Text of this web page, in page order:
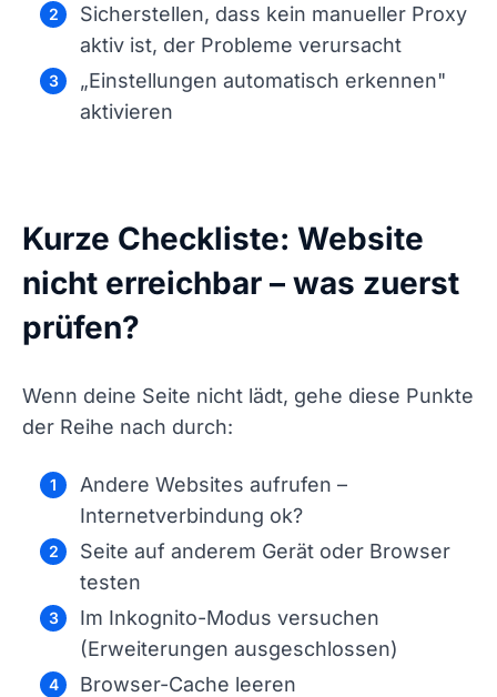
Sicherstellen, dass kein manueller Proxy
aktiv ist, der Probleme verursacht
„Einstellungen automatisch erkennen"
aktivieren
Kurze Checkliste: Website
nicht erreichbar – was zuerst
prüfen?
Wenn deine Seite nicht lädt, gehe diese Punkte
der Reihe nach durch:
Andere Websites aufrufen –
Internetverbindung ok?
Seite auf anderem Gerät oder Browser
testen
Im Inkognito-Modus versuchen
(Erweiterungen ausgeschlossen)
Browser-Cache leeren